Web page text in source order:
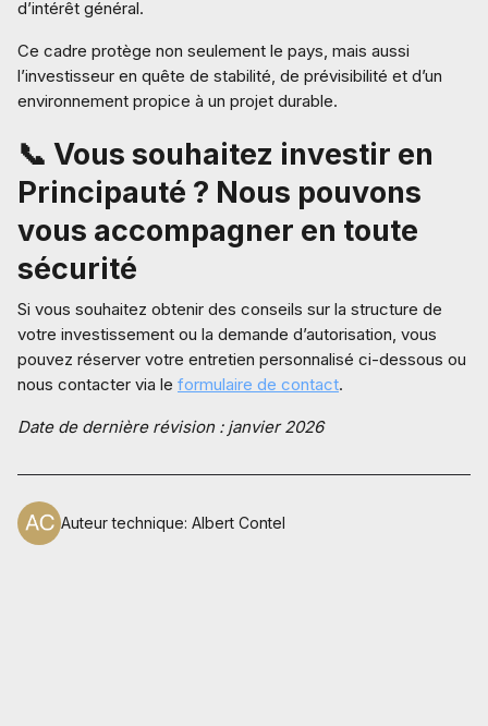
d’intérêt général.
Ce cadre protège non seulement le pays, mais aussi
l’investisseur en quête de stabilité, de prévisibilité et d’un
environnement propice à un projet durable.
📞 Vous souhaitez investir en
Principauté ? Nous pouvons
vous accompagner en toute
sécurité
Si vous souhaitez obtenir des conseils sur la structure de
votre investissement ou la demande d’autorisation, vous
pouvez réserver votre entretien personnalisé ci-dessous ou
nous contacter via le formulaire de contact.
Date de dernière révision : janvier 2026
Auteur technique: Albert Contel